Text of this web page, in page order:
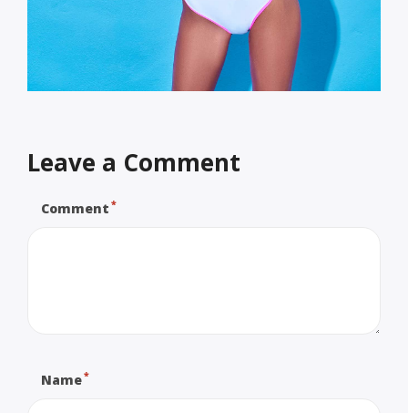
Leave a Comment
Comment *
Name*